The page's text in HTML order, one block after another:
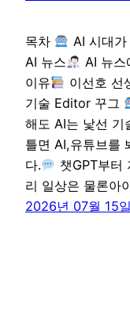
목차 AI 시대
AI 뉴스
AI 뉴스
이유
이선호 선
기술 Editor 꾸그
해도 AI는 낯선 기
틀면 AI,유튜브를
다.
챗GPT부터
리 일상은 물론아
2026년 07월 15일